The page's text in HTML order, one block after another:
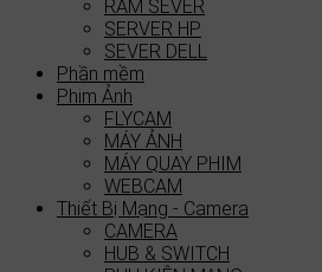
RAM SEVER
SERVER HP
SEVER DELL
Phần mềm
Phim Ảnh
FLYCAM
MÁY ẢNH
MÁY QUAY PHIM
WEBCAM
Thiết Bị Mạng - Camera
CAMERA
HUB & SWITCH